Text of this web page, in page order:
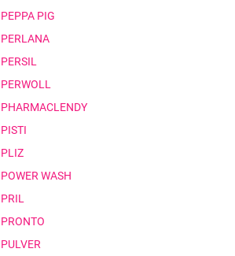
PEPPA PIG
PERLANA
PERSIL
PERWOLL
PHARMACLENDY
PISTI
PLIZ
POWER WASH
PRIL
PRONTO
PULVER